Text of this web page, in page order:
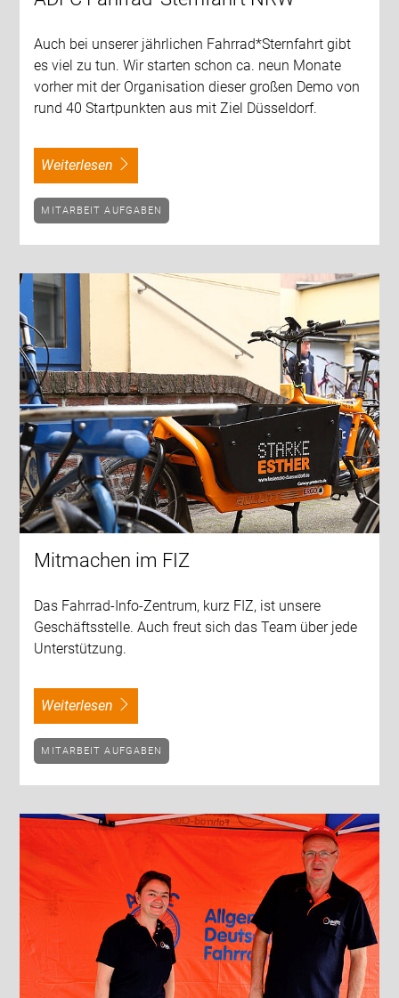
Auch bei unserer jährlichen Fahrrad*Sternfahrt gibt
es viel zu tun. Wir starten schon ca. neun Monate
vorher mit der Organisation dieser großen Demo von
rund 40 Startpunkten aus mit Ziel Düsseldorf.
weiterlesen
MITARBEIT AUFGABEN
Mitmachen im FIZ
Das Fahrrad-Info-Zentrum, kurz FIZ, ist unsere
Geschäftsstelle. Auch freut sich das Team über jede
Unterstützung.
weiterlesen
MITARBEIT AUFGABEN